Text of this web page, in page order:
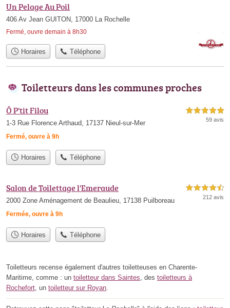
Un Pelage Au Poil
406 Av Jean GUITON, 17000 La Rochelle
Fermé, ouvre demain à 8h30
Horaires Téléphone
Toiletteurs dans les communes proches
Ô P'tit Filou
1-3 Rue Florence Arthaud, 17137 Nieul-sur-Mer
Fermé, ouvre à 9h
5,0 étoiles sur 5
59 avis
Horaires Téléphone
Salon de Toilettage l'Emeraude
2000 Zone Aménagement de Beaulieu, 17138 Puilboreau
Fermée, ouvre à 9h
4,5 étoiles sur 5
212 avis
Horaires Téléphone
Toiletteurs recense également d'autres toiletteuses en Charente-
Maritime, comme : un toiletteur dans Saintes, des toiletteurs à
Rochefort, un toiletteur sur Royan.